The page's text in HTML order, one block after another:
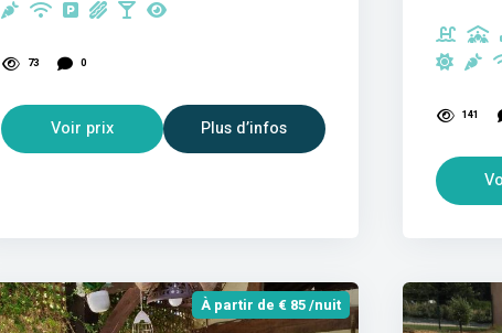
73 0
Voir prix Plus d’infos
141
À partir de € 85 /nuit